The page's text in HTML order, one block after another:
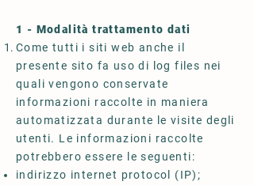
1 - Modalità trattamento dati
Come tutti i siti web anche il
presente sito fa uso di log files nei
quali vengono conservate
informazioni raccolte in maniera
automatizzata durante le visite degli
utenti. Le informazioni raccolte
potrebbero essere le seguenti:
indirizzo internet protocol (IP);